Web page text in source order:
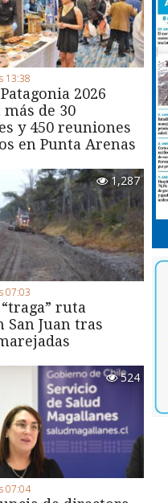
13:38
2026
de 30
y 450 reuniones
en Punta Arenas
1,287
07:03
ruta
San Juan tras
524
07:04